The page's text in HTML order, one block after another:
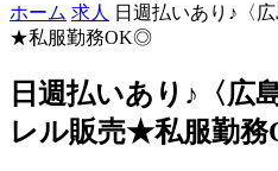
ホーム 求人
日週払いあり♪〈
★私服勤務OK◎
日週払いあり♪〈広
レル販売★私服勤